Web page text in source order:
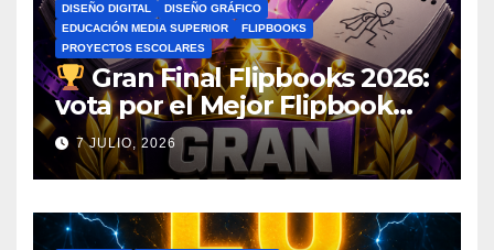
DISEÑO DIGITAL
DISEÑO GRÁFICO
EDUCACIÓN MEDIA SUPERIOR
FLIPBOOKS
PROYECTOS ESCOLARES
Gran Final Flipbooks 2026:
vota por el Mejor Flipbook
del Ciclo Escolar
7 JULIO, 2026